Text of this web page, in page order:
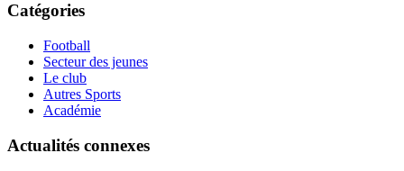
Catégories
Football
Secteur des jeunes
Le club
Autres Sports
Académie
Actualités connexes